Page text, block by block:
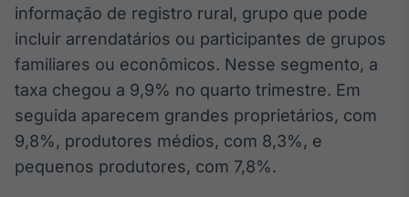
conteúdos
noticiosos
Soluções de
Tecnologia
Broadcast
Radar
Monitoramento
inteligente de
notícias e
informação de registro rural, grupo que pode
incluir arrendatários ou participantes de grupos
familiares ou econômicos. Nesse segmento, a
taxa chegou a 9,9% no quarto trimestre. Em
seguida aparecem grandes proprietários, com
9,8%, produtores médios, com 8,3%, e
pequenos produtores, com 7,8%.